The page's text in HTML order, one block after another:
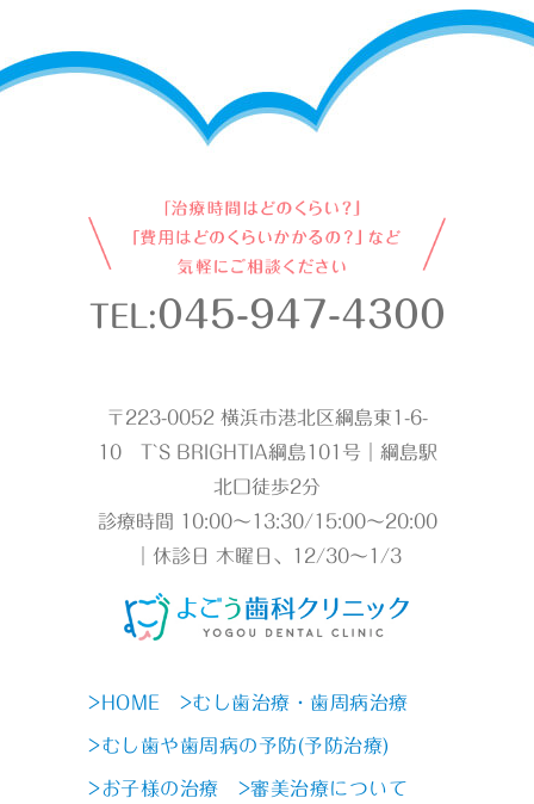
TEL:045-947-4300
〒223-0052 横浜市港北区綱島東1-6-
10 T`S BRIGHTIA綱島101号｜綱島駅
北口徒歩2分
診療時間 10:00～13:30/15:00～20:00
｜休診日 木曜日、12/30～1/3
>HOME >むし歯治療・歯周病治療
>むし歯や歯周病の予防(予防治療)
>お子様の治療 >審美治療について